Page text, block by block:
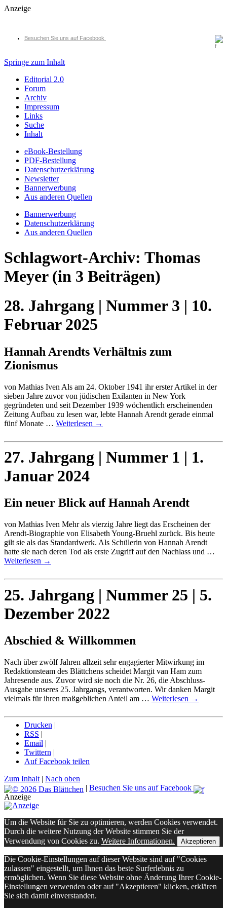
Anzeige
Besuchen Sie uns auf Facebook
Springe zum Inhalt
Editorial 2.0
Forum
Archiv
Impressum
Links
Suche
Inhalt
eBook-Bestellung
PDF-Bestellung
Datenschutzerklärung
Newsletter
Bannerwerbung
Aus anderen Quellen
Bannerwerbung
Datenschutzerklärung
Aus anderen Quellen
Schlagwort-Archiv: Thomas
Meyer(in 3 Beiträgen)
28. Jahrgang | Nummer 3 | 10.
Februar 2025
Hannah Arendts Verhältnis zum
Zionismus
von Mathias Iven Als am 24. Oktober 1941 ihr erster Artikel in der
sieben Jahre zuvor von jüdischen Exilanten in New York
gegründeten und seit Dezember 1939 wöchentlich erscheinenden
Zeitung Aufbau zu lesen war, lebte Hannah Arendt gerade einmal
fünf Monate … Weiterlesen →
27. Jahrgang | Nummer 1 | 1.
Januar 2024
Ein neuer Blick auf Hannah Arendt
von Mathias Iven Mehr als vierzig Jahre liegt das Erscheinen der
Arendt-Biographie von Elisabeth Young-Bruehl zurück. Bis heute
gilt sie als das Standardwerk. Als Schülerin von Hannah Arendt
hatte sie nach deren Tod als erste Zugriff auf den Nachlass und …
Weiterlesen →
25. Jahrgang | Nummer 25 | 5.
Dezember 2022
Abschied & Willkommen
Nach über zwölf Jahren allzeit sehr engagierter Mitwirkung im
Redaktionsteam des Blättchens scheidet Margit van Ham zum
Jahresende aus. Zuvor wird sie noch die Nr. 26, die Abschluss-
Ausgabe unseres 25. Jahrgangs, verantworten. Wir danken Margit
vielmals für ihren maßgeblichen Anteil am … Weiterlesen →
Drucken |
RSS |
Email |
Twittern |
Auf Facebook teilen
Zum Inhalt | Nach oben
| Besuchen Sie uns auf Facebook
Anzeige
Um die Website für Sie zu optimieren, werden Cookies verwendet.
Durch die weitere Nutzung der Website stimmen Sie der
Verwendung von Cookies zu. Weitere Informationen. Akzeptieren
Die Cookie-Einstellungen auf dieser Website sind auf "Cookies
zulassen" eingestellt, um Ihnen das beste Surferlebnis zu
ermöglichen. Wenn Sie diese Website ohne Änderung Ihrer Cookie-
Einstellungen verwenden oder auf "Akzeptieren" klicken, erklären
Sie sich damit einverstanden.